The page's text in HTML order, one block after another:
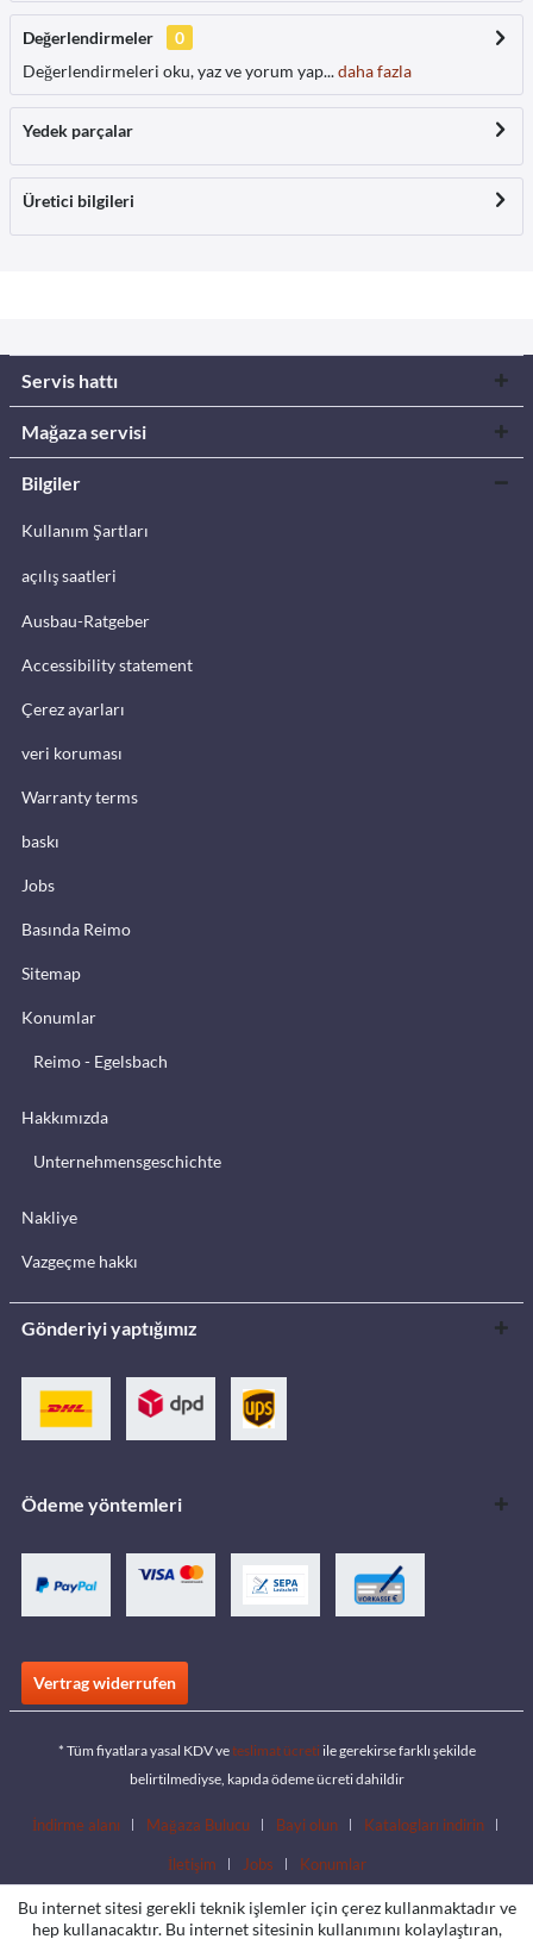
Değerlendirmeler
0
Değerlendirmeleri oku, yaz ve yorum yap...daha fazla
Yedek parçalar
Üretici bilgileri
Servis hattı
Mağaza servisi
Bilgiler
Kullanım Şartları
açılış saatleri
Ausbau-Ratgeber
Accessibility statement
Çerez ayarları
veri koruması
Warranty terms
baskı
Jobs
Basında Reimo
Sitemap
Konumlar
Reimo - Egelsbach
Hakkımızda
Unternehmensgeschichte
Nakliye
Vazgeçme hakkı
Gönderiyi yaptığımız
Ödeme yöntemleri
Vertrag widerrufen
* Tüm fiyatlara yasal KDV veteslimat ücreti ile gerekirse farklı şekilde
belirtilmediyse, kapıda ödeme ücreti dahildir
İndirme alanı Mağaza Bulucu Bayi olun Katalogları indirin
İletişim Jobs Konumlar
Bu internet sitesi gerekli teknik işlemler için çerez kullanmaktadır ve
hep kullanacaktır. Bu internet sitesinin kullanımını kolaylaştıran,